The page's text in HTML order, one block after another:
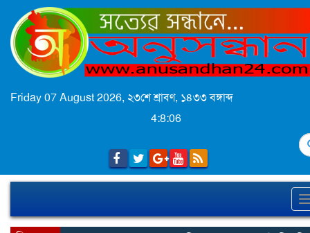
Friday 07 August 2026, ২৩শে শ্রাবণ, ১৪৩৩ বঙ্গাব্দ
4:8:08